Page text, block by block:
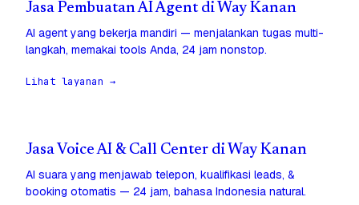
Jasa Pembuatan AI Agent di Way Kanan
AI agent yang bekerja mandiri — menjalankan tugas multi-
langkah, memakai tools Anda, 24 jam nonstop.
Lihat layanan →
Jasa Voice AI & Call Center di Way Kanan
AI suara yang menjawab telepon, kualifikasi leads, &
booking otomatis — 24 jam, bahasa Indonesia natural.